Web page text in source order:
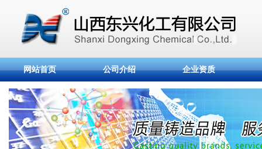
网站首页 公司介绍 企业资质